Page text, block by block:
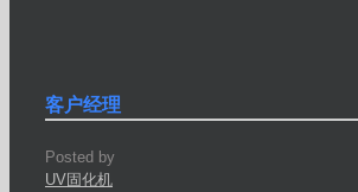
客户经理
Posted by
UV固化机